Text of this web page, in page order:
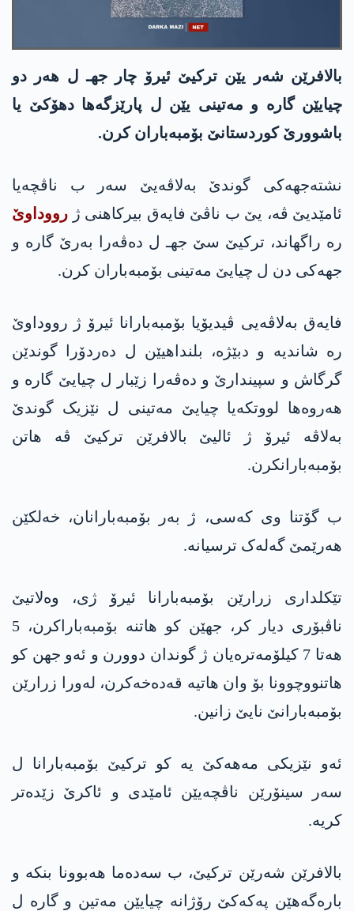
بالافرێن شەر یێن ترکیێ ئیرۆ چار جهـ ل هەر دو
چیایێن گارە و مەتینی یێن ل پارێزگەها دهۆکێ یا
باشوورێ کوردستانێ بۆمبەباران کرن.
نشتەجهەکی گوندێ بەلاڤەیێ سەر ب ناڤچەیا
ئامێدیێ ڤە، یێ ب ناڤێ فایەق بیرکاهنی ژ رووداوێ
رە راگهاند، ترکیێ سێ جهـ ل دەڤەرا بەرێ گارە و
جهەکی دن ل چیایێ مەتینی بۆمبەباران کرن.
فایەق بەلاڤەیی ڤیدیۆیا بۆمبەبارانا ئیرۆ ژ رووداوێ
رە شاندیە و دبێژە، بلنداهیێن ل دەردۆرا گوندێن
گرگاش و سپیندارێ و دەڤەرا زێبار ل چیایێ گارە و
هەروه‌ها لووتکەیا چیایێ مەتینی ل نێزیک گوندێ
بەلاڤە ئیرۆ ژ ئالیێ بالافرێن ترکیێ ڤە هاتن
بۆمبەبارانکرن.
ب گۆتنا وی کەسی، ژ بەر بۆمبەبارانان، خەلکێن
هەرێمێ گەلەک ترسیانە.
تێکلداری زرارێن بۆمبەبارانا ئیرۆ ژی، وەلاتیێ
ناڤبۆری دیار کر، جهێن کو هاتنە بۆمبەباراکرن، 5
هەتا 7 کیلۆمەترەیان ژ گوندان دوورن و ئەو جهن کو
هاتنووچوونا بۆ وان هاتیە قەدەخەکرن، لەورا زرارێن
بۆمبەبارانێ نایێ زانین.
ئەو نێزیکی مەهەکێ یە کو ترکیێ بۆمبەبارانا ل
سەر سینۆرێن ناڤچەیێن ئامێدی و ئاکرێ زێدەتر
کریە.
بالافرێن شەرێن ترکیێ، ب سه‌ده‌ما هەبوونا بنکە و
بارەگەهێن په‌كه‌كێ رۆژانە چیایێن مەتین و گارە ل